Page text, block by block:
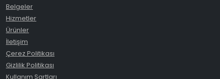
Belgeler
Hizmetler
Ürünler
İletişim
Çerez Politikası
Gizlilik Politikası
Kullanım Şartları